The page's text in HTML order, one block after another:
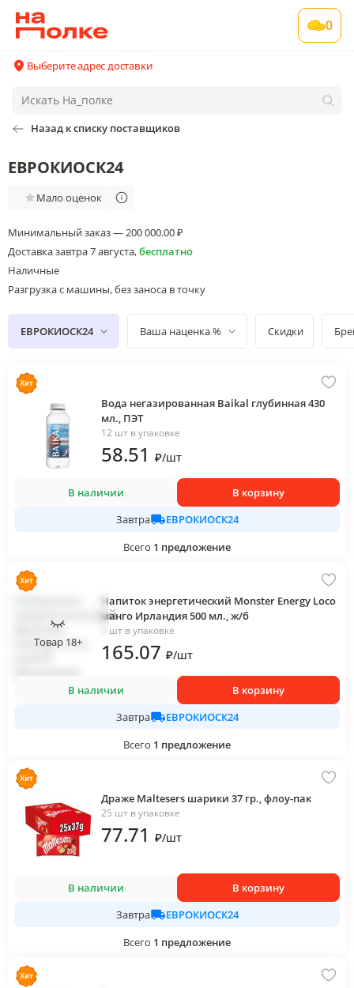
0
Выберите адрес доставки
Назад к списку поставщиков
ЕВРОКИОСК24
Мало оценок
Минимальный заказ — 200 000.00 ₽
Доставказавтра 7 августа,бесплатно
Наличные
Разгрузка с машины, без заноса в точку
ЕВРОКИОСК24 Ваша наценка % Скидки
Вода негазированная Baikal глубинная 430
мл., ПЭТ
12 шт в упаковке
58.51 ₽/шт
В наличии
В корзину
Завтра
ЕВРОКИОСК24
Всего 1 предложение
Товар 18+
Напиток энергетический Monster Energy Loco
манго Ирландия 500 мл., ж/б
6 шт в упаковке
165.07 ₽/шт
В наличии
В корзину
Завтра
ЕВРОКИОСК24
Всего 1 предложение
Драже Maltesers шарики 37 гр., флоу-пак
25 шт в упаковке
77.71 ₽/шт
В наличии
В корзину
Завтра
ЕВРОКИОСК24
Всего 1 предложение